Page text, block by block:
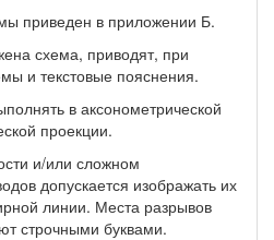
приведен в приложении Б.
схема, приводят, при
и текстовые пояснения.
в аксонометрической
проекции.
и/или сложном
допускается изображать их
линии. Места разрывов
строчными буквами.